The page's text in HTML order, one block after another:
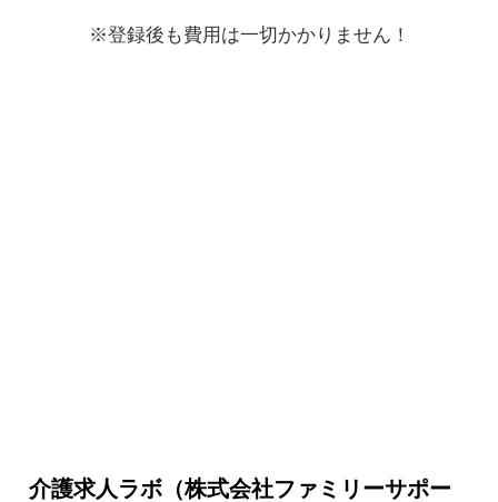
※登録後も費用は一切かかりません！
介護求人ラボ（株式会社ファミリーサポー